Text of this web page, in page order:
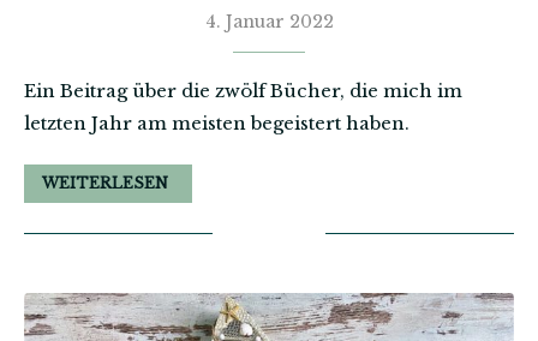
4. Januar 2022
Ein Beitrag über die zwölf Bücher, die mich im
letzten Jahr am meisten begeistert haben.
WEITERLESEN